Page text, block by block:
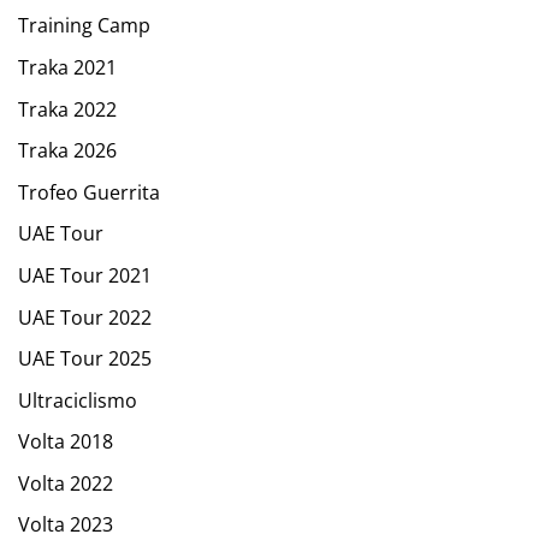
Training Camp
Traka 2021
Traka 2022
Traka 2026
Trofeo Guerrita
UAE Tour
UAE Tour 2021
UAE Tour 2022
UAE Tour 2025
Ultraciclismo
Volta 2018
Volta 2022
Volta 2023